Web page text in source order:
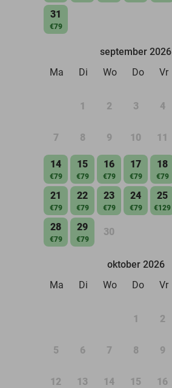
31
€79
september 2026
Ma
Di Wo Do Vr
1 2 3 4
7 8 9 10 11
14
€79
15
€79
16
€79
17
€79
18
€79
21
€79
22
€79
23
€79
24
€79
25
€129
28
€79
29
€79
30
oktober 2026
Ma
Di Wo Do Vr
1 2
5 6 7 8 9
12 13 14 15 16